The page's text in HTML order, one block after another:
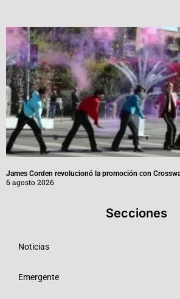
James Corden revolucionó la promoción con
6 agosto 2026
Secciones
Noticias
Emergente